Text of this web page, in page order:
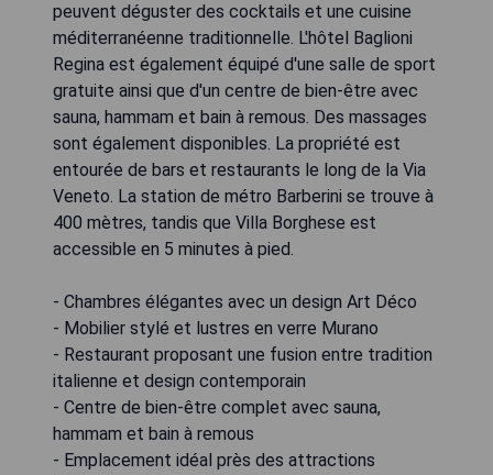
peuvent déguster des cocktails et une cuisine
méditerranéenne traditionnelle. L'hôtel Baglioni
Regina est également équipé d'une salle de sport
gratuite ainsi que d'un centre de bien-être avec
sauna, hammam et bain à remous. Des massages
sont également disponibles. La propriété est
entourée de bars et restaurants le long de la Via
Veneto. La station de métro Barberini se trouve à
400 mètres, tandis que Villa Borghese est
accessible en 5 minutes à pied.
- Chambres élégantes avec un design Art Déco
- Mobilier stylé et lustres en verre Murano
- Restaurant proposant une fusion entre tradition
italienne et design contemporain
- Centre de bien-être complet avec sauna,
hammam et bain à remous
- Emplacement idéal près des attractions